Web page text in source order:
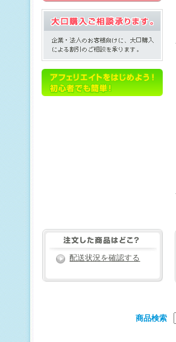
配送状況を確認する
商品検索